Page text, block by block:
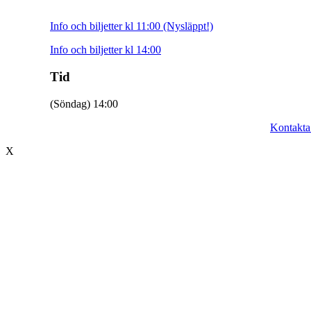
Info och biljetter kl 11:00 (Nysläppt!)
Info och biljetter kl 14:00
Tid
(Söndag) 14:00
X